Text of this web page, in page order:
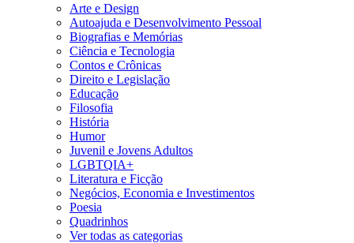
Arte e Design
Autoajuda e Desenvolvimento Pessoal
Biografias e Memórias
Ciência e Tecnologia
Contos e Crônicas
Direito e Legislação
Educação
Filosofia
História
Humor
Juvenil e Jovens Adultos
LGBTQIA+
Literatura e Ficção
Negócios, Economia e Investimentos
Poesia
Quadrinhos
Ver todas as categorias